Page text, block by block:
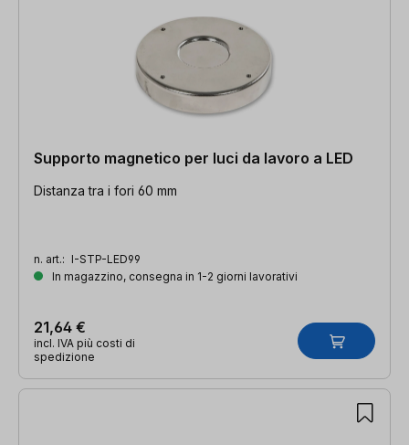
Supporto magnetico per luci da lavoro a LED
Distanza tra i fori 60 mm
n. art.: I-STP-LED99
In magazzino, consegna in 1-2 giorni lavorativi
21,64 €
incl. IVA più costi di
spedizione